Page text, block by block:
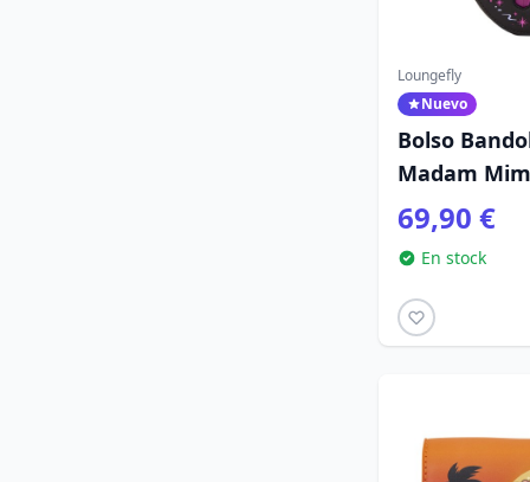
Loungefly
Nuevo
Bolso
Madam
Loungefly
Encantador
69,90 €
En stock